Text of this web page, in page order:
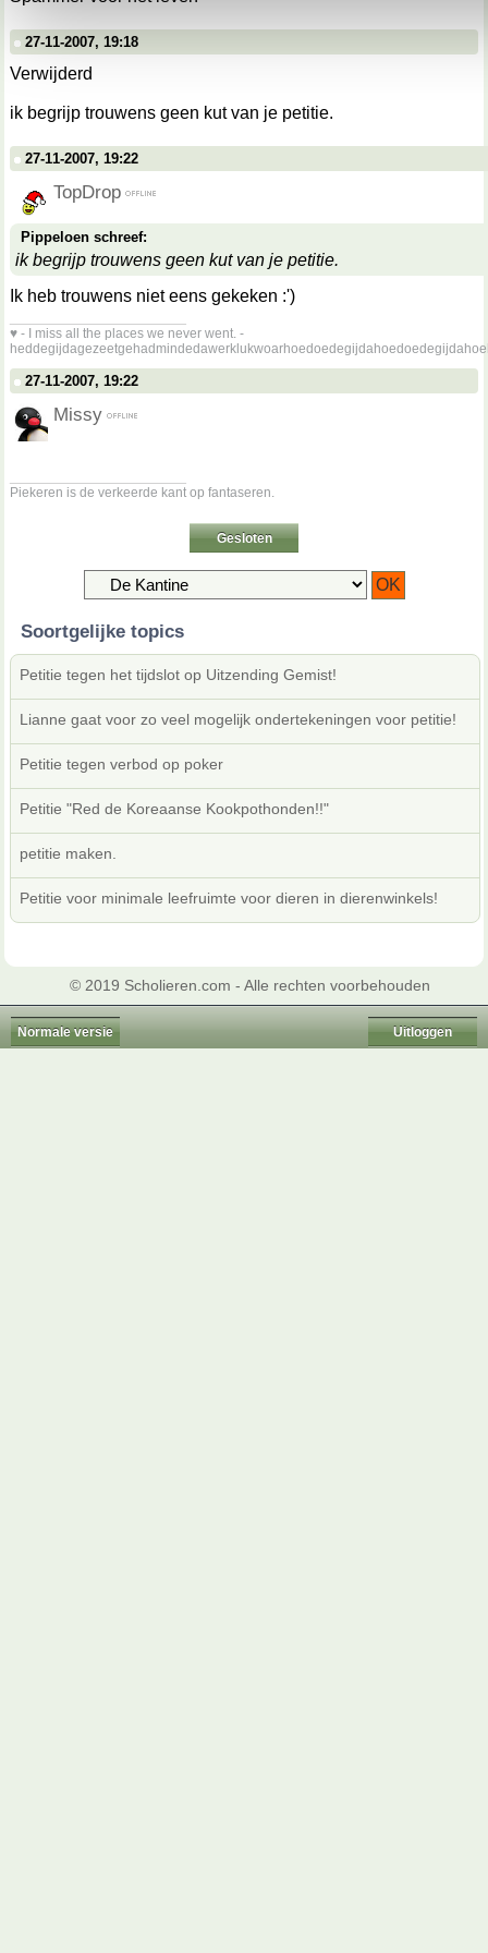
27-11-2007, 19:18
Verwijderd
ik begrijp trouwens geen kut van je petitie.
27-11-2007, 19:22
TopDrop
Pippeloen schreef:
ik begrijp trouwens geen kut van je petitie.
Ik heb trouwens niet eens gekeken :')
♥ - I miss all the places we never went. -
27-11-2007, 19:22
Missy
Piekeren is de verkeerde kant op fantaseren.
Gesloten
Soortgelijke topics
Petitie tegen het tijdslot op Uitzending Gemist!
Lianne gaat voor zo veel mogelijk ondertekeningen voor petitie!
Petitie tegen verbod op poker
Petitie "Red de Koreaanse Kookpothonden!!"
petitie maken.
Petitie voor minimale leefruimte voor dieren in dierenwinkels!
© 2019 Scholieren.com - Alle rechten voorbehouden
Normale versie Uitloggen